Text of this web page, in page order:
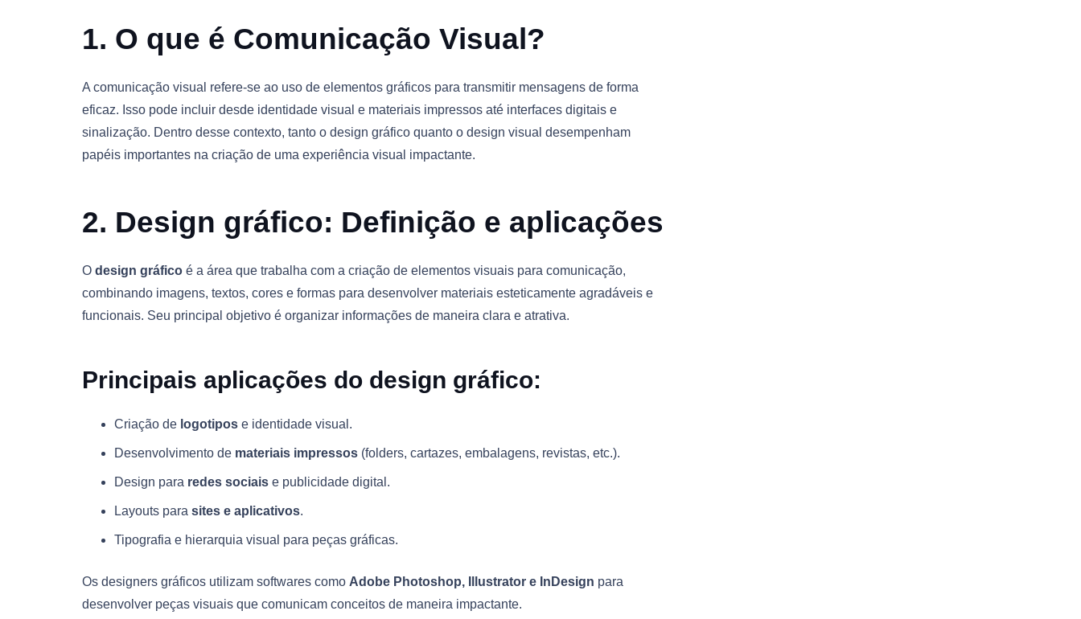
1. O que é Comunicação Visual?
A comunicação visual refere-se ao uso de elementos gráficos para transmitir mensagens de forma
eficaz. Isso pode incluir desde identidade visual e materiais impressos até interfaces digitais e
sinalização. Dentro desse contexto, tanto o design gráfico quanto o design visual desempenham
papéis importantes na criação de uma experiência visual impactante.
2. Design gráfico: Definição e aplicações
O design gráfico é a área que trabalha com a criação de elementos visuais para comunicação,
combinando imagens, textos, cores e formas para desenvolver materiais esteticamente agradáveis e
funcionais. Seu principal objetivo é organizar informações de maneira clara e atrativa.
Principais aplicações do design gráfico:
Criação de logotipos e identidade visual.
Desenvolvimento de materiais impressos (folders, cartazes, embalagens, revistas, etc.).
Design para redes sociais e publicidade digital.
Layouts para sites e aplicativos.
Tipografia e hierarquia visual para peças gráficas.
Os designers gráficos utilizam softwares como Adobe Photoshop, Illustrator e InDesign para
desenvolver peças visuais que comunicam conceitos de maneira impactante.